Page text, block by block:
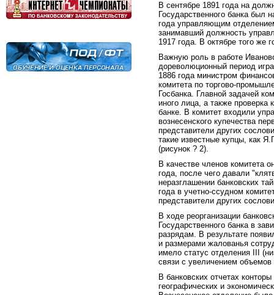
В сентябре 1891 года на
Государственного банка был
года управляющим
занимавший должность
1917 года. В октябре того
Важную роль в работе
дореволюционный период
1886 года министром
комитета по торгово-
Госбанка. Главной задачей
иного лица, а также
банке. В комитет входили
вознесенского купечества
представители других
такие известные купцы, как
(рисунок ? 2).
В качестве членов комитета
года, после чего давали
неразглашении банковских
года в учетно-ссудном
представители других
В ходе реорганизации
Государственного банка в
разрядам. В результате
и размерами жалованья
имело статус отделения III
связи с увеличением
В банковских отчетах
географических и